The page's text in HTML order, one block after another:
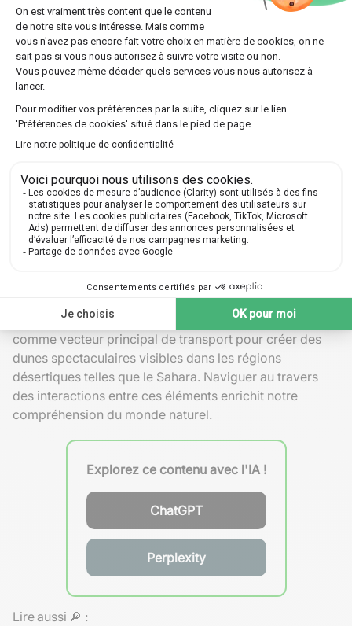
Conglomérat
Calcium
Carbonate
Environ 10
ans
Influence des facteurs climatiques sur
la sédimentation
Pour ajouter une autre couche de complexité, les
facteurs climatiquesinfluencent significativement les
sa fameuse influence modifie directement l'érosion,
donc indirectement, le type et la quantité de sédiments
disponibles. Durant les périodes de glaciation, par
exemple, l'augmentation du niveau des mers en réduit
Des régimes climatiques humides accentuent
fréquemment les phénomènes érosifs. Parallèlement,
dans les zones arides, le vent prend la relève, agissant
comme vecteur principal de transport pour créer des
dunes spectaculaires visibles dans les régions
désertiques telles que le Sahara. Naviguer au travers
des interactions entre ces éléments enrichit notre
compréhension du monde naturel.
Explorez ce contenu avec l'IA !
ChatGPT
Perplexity
Lire aussi 🔎 :